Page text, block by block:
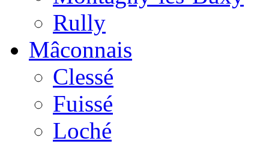
Rully
Mâconnais
Clessé
Fuissé
Loché